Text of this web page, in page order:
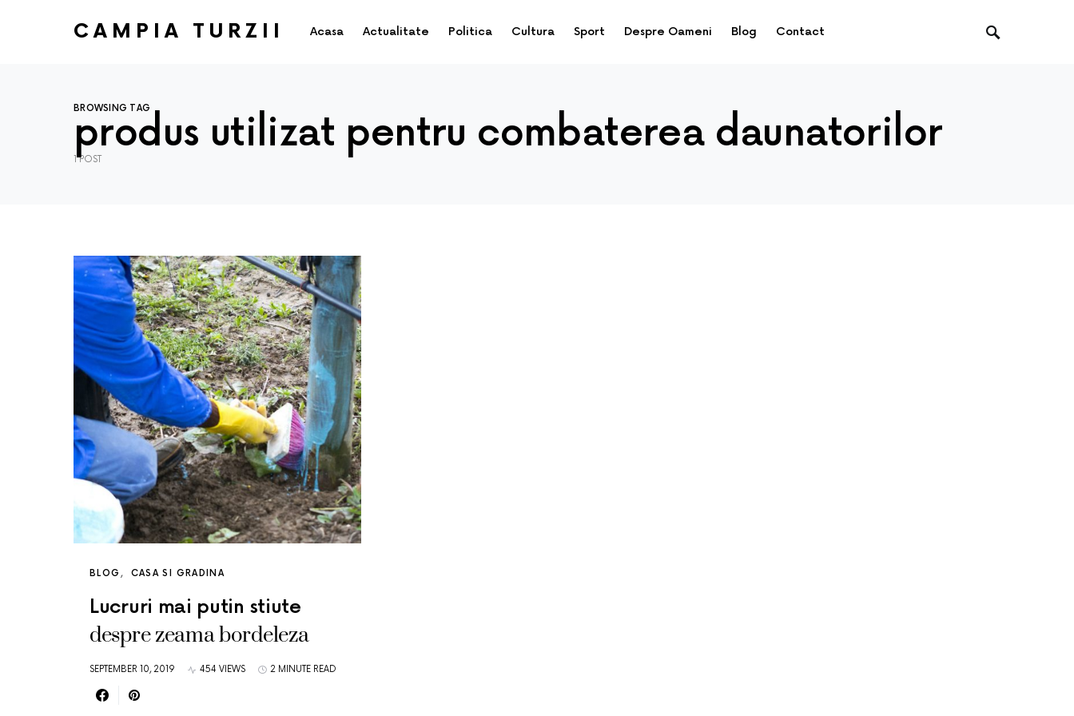
CAMPIA TURZII Acasa Actualitate Politica Cultura Sport Despre Oameni Blog Contact
BROWSING TAG
produs utilizat pentru combaterea daunatorilor
1 POST
BLOG CASA SI GRADINA
Lucruri mai putin stiute
despre zeama bordeleza
SEPTEMBER 10, 2019 454 VIEWS 2 MINUTE READ